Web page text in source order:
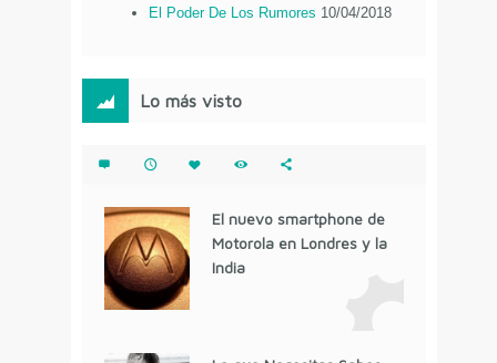
El Poder De Los Rumores 10/04/2018
Lo más visto
El nuevo smartphone de
Motorola en Londres y la
India